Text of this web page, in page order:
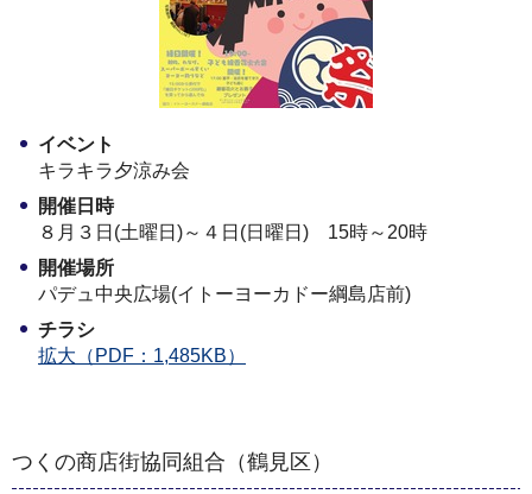
イベント
キラキラ夕涼み会
開催日時
８月３日(土曜日)～４日(日曜日) 15時～20時
開催場所
パデュ中央広場(イトーヨーカドー綱島店前)
チラシ
拡大（PDF：1,485KB）
つくの商店街協同組合（鶴見区）